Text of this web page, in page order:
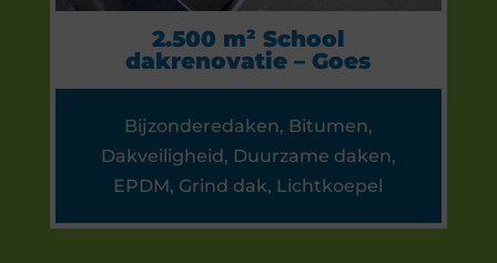
2.500 m² School
dakrenovatie – Goes
Bijzonderedaken, Bitumen,
Dakveiligheid, Duurzame daken,
EPDM, Grind dak, Lichtkoepel